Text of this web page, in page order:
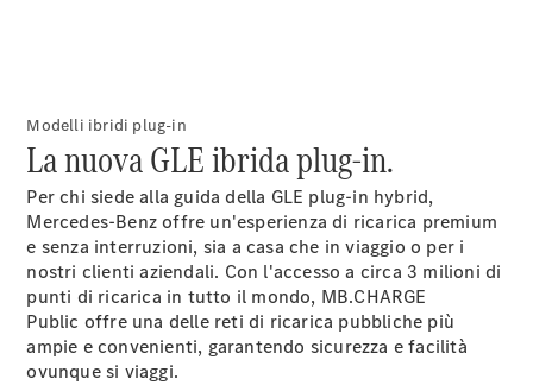
Fissa un
appuntamento
l'assistenza
Modelli ibridi plug-in
La nuova GLE ibrida plug-in.
Per chi siede alla guida della GLE plug-in hybrid,
Mercedes-Benz offre un'esperienza di ricarica premium
e senza interruzioni, sia a casa che in viaggio o per i
nostri clienti aziendali. Con l'accesso a circa 3 milioni di
punti di ricarica in tutto il mondo, MB.CHARGE
Public offre una delle reti di ricarica pubbliche più
ampie e convenienti, garantendo sicurezza e facilità
ovunque si viaggi.